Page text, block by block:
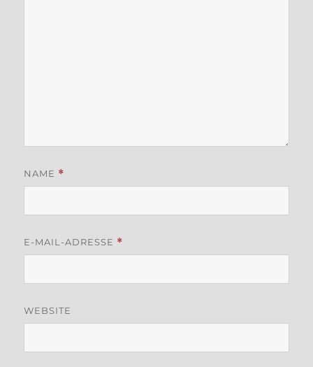
NAME *
E-MAIL-ADRESSE *
WEBSITE